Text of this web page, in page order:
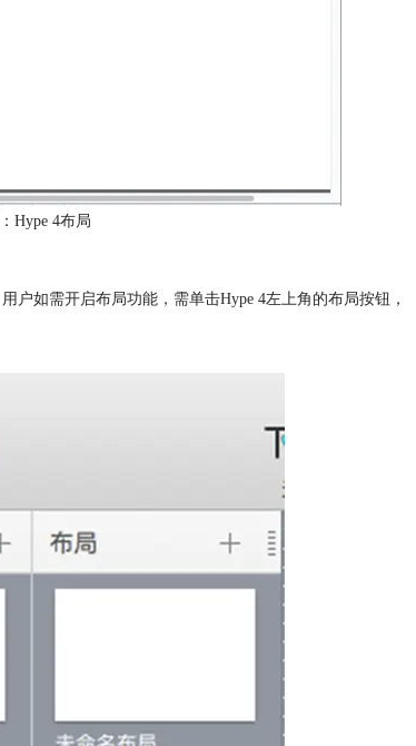
Hype 4布局
户如需开启布局功能，需单击Hype 4左上角的布局按钮，